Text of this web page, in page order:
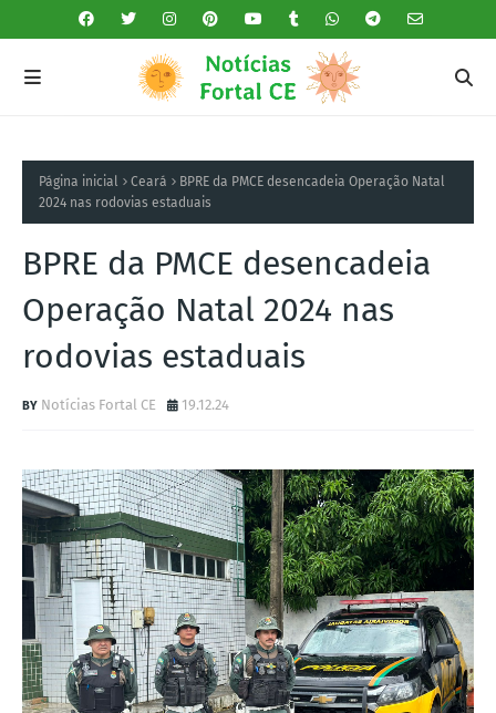
Página inicial Ceará
BPRE da PMCE desencadeia Operação Natal
2024 nas rodovias estaduais
BPRE da PMCE desencadeia
Operação Natal 2024 nas
rodovias estaduais
Notícias Fortal CE 19.12.24